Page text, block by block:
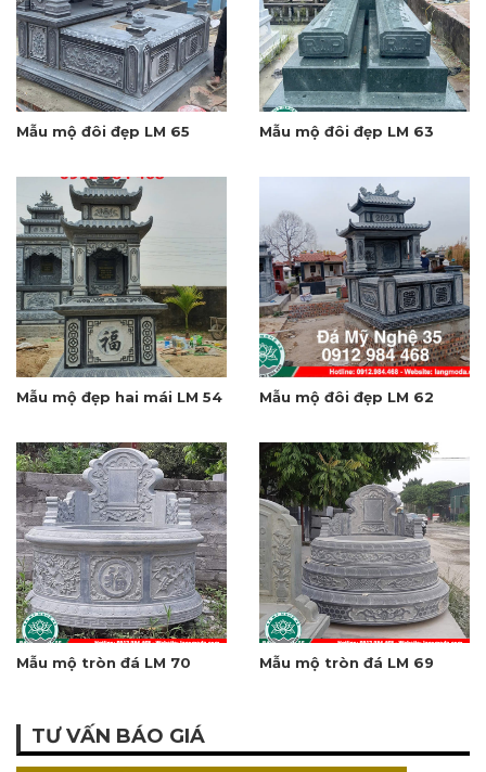
Mẫu mộ đôi đẹp LM 65 Mẫu mộ đôi đẹp LM 63
Mẫu mộ đẹp hai mái LM 54 Mẫu mộ đôi đẹp LM 62
Mẫu mộ tròn đá LM 70 Mẫu mộ tròn đá LM 69
TƯ VẤN BÁO GIÁ